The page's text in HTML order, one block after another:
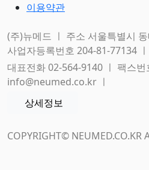
이용약관
(주)뉴메드 ㅣ 주소 서울특별시
사업자등록번호 204-81-77134 ㅣ
대표전화 02-564-9140 ㅣ 팩스
info@neumed.co.kr ㅣ
상세정보
COPYRIGHT© NEUMED.CO.KR